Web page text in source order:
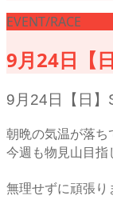
EVENT/RACE
9月24日【
9月24日【日】
朝晩の気温が落ち
今週も物見山目指
無理せずに頑張り